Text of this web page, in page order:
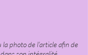
photo de l'article afin de